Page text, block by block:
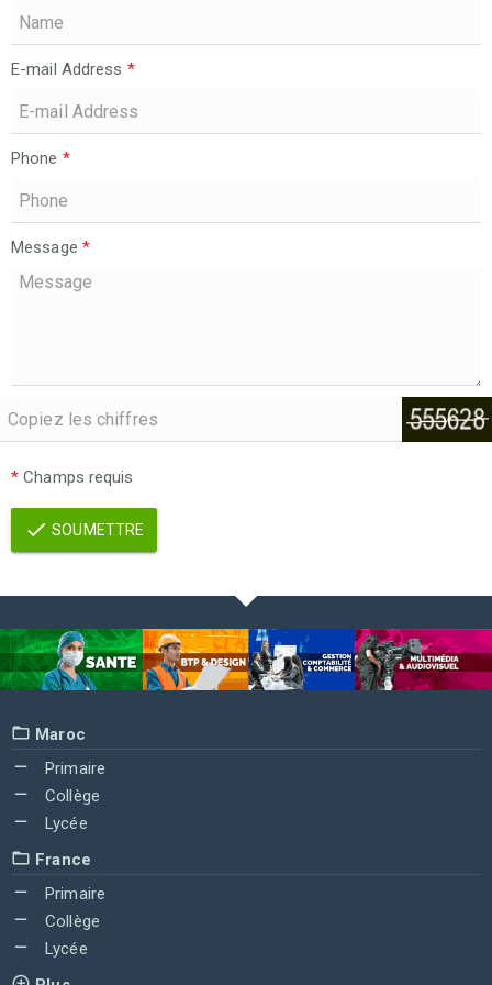
E-mail Address *
Phone *
Message *
* Champs requis
SOUMETTRE
Maroc
Primaire
Collège
Lycée
France
Primaire
Collège
Lycée